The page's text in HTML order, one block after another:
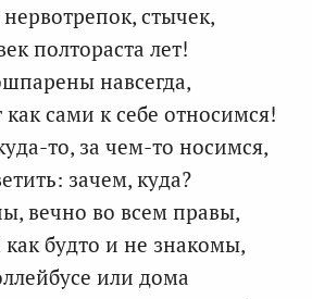
стычек,
полтораста лет!
навсегда,
как сами к себе относимся!
то, за чем-то носимся,
зачем, куда?
вечно во всем правы,
будто и не знакомы,
или дома